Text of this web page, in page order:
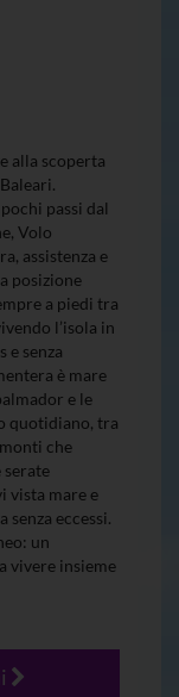
alla scoperta
passi dal
Volo
assistenza e
posizione
a piedi tra
l’isola in
e senza
è mare
e le
quotidiano, tra
che
serate
vista mare e
eccessi.
un
vivere insieme